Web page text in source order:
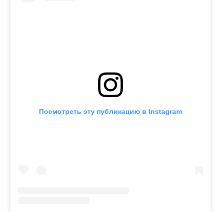
Посмотреть эту публикацию в Instagram